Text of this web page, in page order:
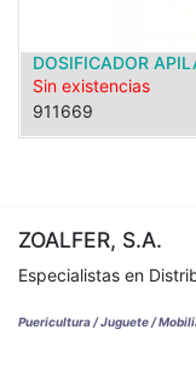
DOSIFICADOR
Sin existencias
911669
ZOALFER, S.A.
Especialistas en
Puericultura / Juguete /